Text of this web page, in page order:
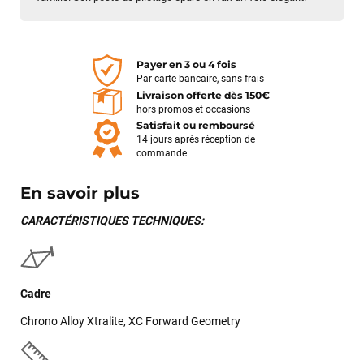
Payer en 3 ou 4 fois
Par carte bancaire, sans frais
Livraison offerte dès 150€
hors promos et occasions
Satisfait ou remboursé
14 jours après réception de
commande
En savoir plus
CARACTÉRISTIQUES TECHNIQUES:
Cadre
Chrono Alloy Xtralite, XC Forward Geometry